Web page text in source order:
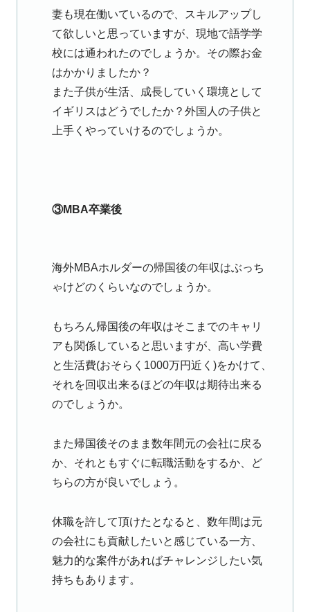
妻も現在働いているので、スキルアップし
て欲しいと思っていますが、現地で語学学
校には通われたのでしょうか。その際お金
はかかりましたか？
また子供が生活、成長していく環境として
イギリスはどうでしたか？外国人の子供と
上手くやっていけるのでしょうか。
③MBA卒業後
海外MBAホルダーの帰国後の年収はぶっち
ゃけどのくらいなのでしょうか。
もちろん帰国後の年収はそこまでのキャリ
アも関係していると思いますが、高い学費
と生活費(おそらく1000万円近く)をかけて、
それを回収出来るほどの年収は期待出来る
のでしょうか。
また帰国後そのまま数年間元の会社に戻る
か、それともすぐに転職活動をするか、ど
ちらの方が良いでしょう。
休職を許して頂けたとなると、数年間は元
の会社にも貢献したいと感じている一方、
魅力的な案件があればチャレンジしたい気
持ちもあります。